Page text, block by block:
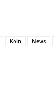
Köln News